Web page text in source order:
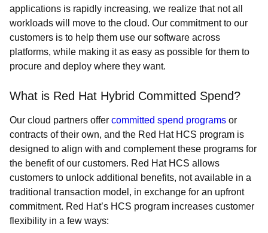
applications is rapidly increasing, we realize that not all
workloads will move to the cloud. Our commitment to our
customers is to help them use our software across
platforms, while making it as easy as possible for them to
procure and deploy where they want.
What is Red Hat Hybrid Committed Spend?
Our cloud partners offer committed spend programs or
contracts of their own, and the Red Hat HCS program is
designed to align with and complement these programs for
the benefit of our customers. Red Hat HCS allows
customers to unlock additional benefits, not available in a
traditional transaction model, in exchange for an upfront
commitment. Red Hat’s HCS program increases customer
flexibility in a few ways: